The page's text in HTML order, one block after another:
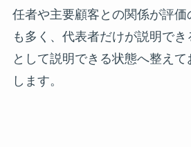
任者や主要顧客との関係が評価
も多く、代表者だけが説明で
として説明できる状態へ整え
します。